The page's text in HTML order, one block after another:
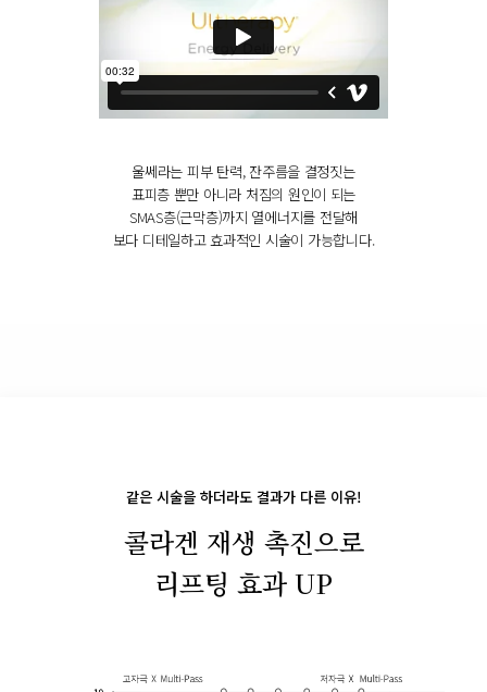
울쎄라는 피부 탄력, 잔주름을 결정짓는
표피층 뿐만 아니라 처짐의 원인이 되는
SMAS층(근막층)까지 열에너지를 전달해
보다 디테일하고 효과적인 시술이 가능합니다.
같은 시술을 하더라도 결과가 다른 이유!
콜라겐 재생 촉진으로
리프팅 효과 UP